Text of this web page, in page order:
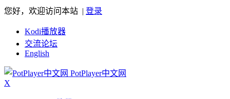
您好，欢迎访问本站 | 登录
Kodi播放器
交流论坛
English
PotPlayer中文网
X